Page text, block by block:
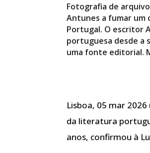
Fotografia de
Antunes a fumar um
Portugal. O escritor
portuguesa desde a
uma fonte editorial.
Lisboa, 05 mar
da literatura
anos, confirmou à